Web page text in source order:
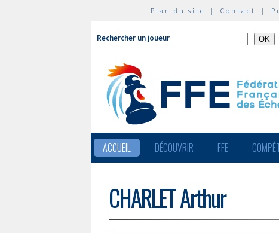
Plan du site | Contact |
Rechercher un joueur
ACCUEIL DÉCOUVRIR FFE
CHARLET Arthur